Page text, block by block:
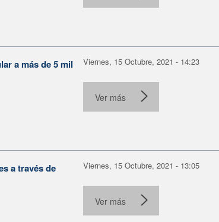
a más de 5 mil
Viernes, 15 Octubre, 2021 - 14:23
Ver más
a través de
Viernes, 15 Octubre, 2021 - 13:05
Ver más